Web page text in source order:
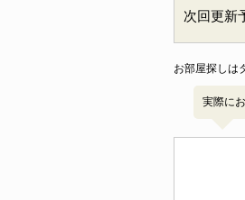
次回更新
お部屋探しは
実際に